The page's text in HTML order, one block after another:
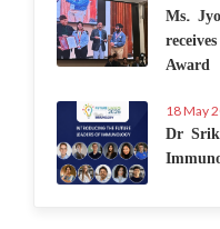
Ms.
Award
18 May
Dr